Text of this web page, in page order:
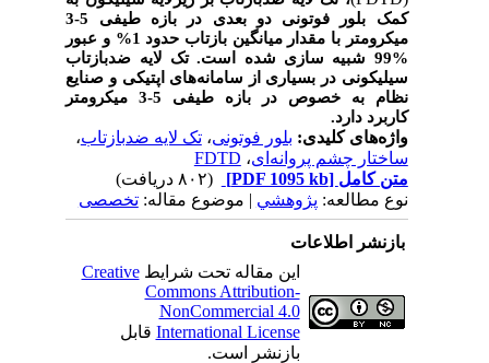
کمک بلور فوتونی دو بعدی در بازه طیفی 5-3
میکرومتر با مقدار میانگین بازتاب حدود 1% و عبور
%99 شبیه سازی شده است. تک لایه ضدبازتاب
سیلیکونی در بسیاری از سامانه‌های اپتیکی و صنایع
نظام به خصوص در بازه طیفی 5-3 میکرومتر
کاربرد دارد.
واژه‌های کلیدی:بلور فوتونی،تک لایه ضدبازتاب،
ساختار چشم پروانه‌ای،FDTD
متن کامل[PDF 1095 kb]
نوع مطالعه:پژوهشي| موضوع مقاله:تخصصی
بازنشر اطلاعات
این مقاله تحت شرایطCreative
Commons Attribution-
NonCommercial 4.0
International Licenseقابل
بازنشر است.